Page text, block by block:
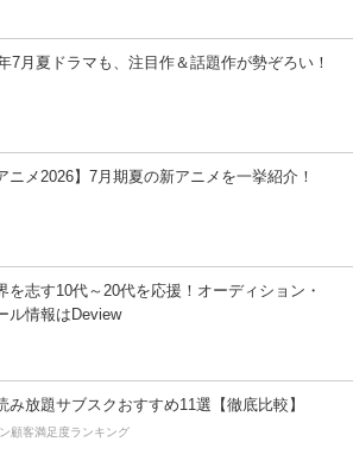
7月夏ドラマも、注目作＆話題作が勢ぞろい！
ニメ2026】7月期夏の新アニメを一挙紹介！
を志す10代～20代を応援！オーディション・
ル情報はDeview
み放題サブスクおすすめ11選【徹底比較】
顧客満足度ランキング